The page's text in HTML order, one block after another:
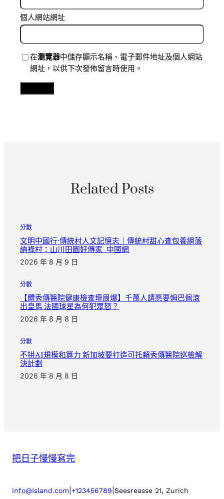
個人網站網址
在瀏覽器中儲存顯示名稱、電子郵件地址及個人網站
網址，以供下次發佈留言時使用。
Related Posts
分數
文明中國行·傳統村人文記憶志｜傳統村甜心查包養網落
納祿村：山川田園好傳家_中國網
2026 年 8 月 9 日
分數
【體秀傳醫院健康檢查壇周爆】千萬人請愿要姆巴佩滾
出皇馬 法國球星為何犯眾怒？
2026 年 8 月 8 日
分數
不拼AI規模和算力 新加坡要打造可托賴秀傳醫院巡檢解
決計劃
2026 年 8 月 8 日
把日子慢慢寫完
info@Island.com +123456789 Seesreasse 21, Zurich